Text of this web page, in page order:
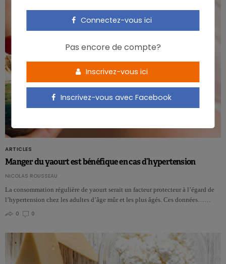
ARTICLES
Manger du yaourt est bénéfique en cas d’hypertension
NICOLAS ROUSSEAU
La consommation régulière de yaourt serait un facteur protecteur à l’égard de
l’hypertension chez les adultes d’âge mûr et les plus âgés. Ces données……
0
0
Connectez-vous ici
Pas encore de compte?
Inscrivez-vous ici
Inscrivez-vous avec Facebook